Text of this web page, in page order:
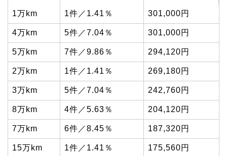
1万km 1件／1.41％ 301,000円
4万km 5件／7.04％ 301,000円
5万km 7件／9.86％ 294,120円
2万km 1件／1.41％ 269,180円
3万km 5件／7.04％ 242,760円
8万km 4件／5.63％ 204,120円
7万km 6件／8.45％ 187,320円
15万km 1件／1.41％ 175,560円